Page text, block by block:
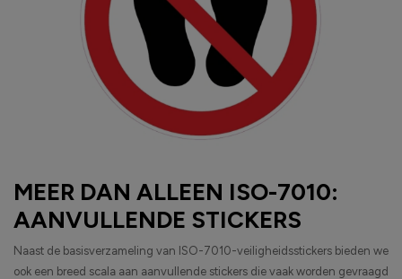
MEER DAN ALLEEN ISO-7010:
AANVULLENDE STICKERS
Naast de basisverzameling van ISO-7010-veiligheidsstickers bieden we
ook een breed scala aan aanvullende stickers die vaak worden gevraagd